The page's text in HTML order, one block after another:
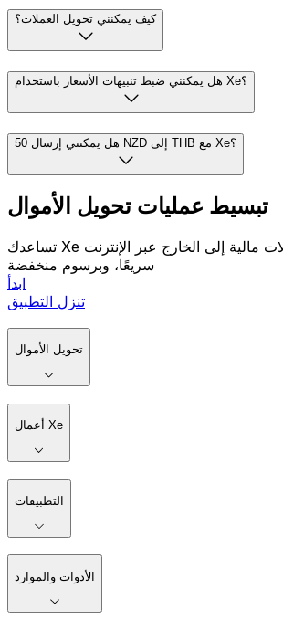
كيف يمكنني تحويل العملات؟
هل يمكنني ضبط تنبيهات الأسعار باستخدام Xe؟
هل يمكنني إرسال 50 NZD إلى THB مع Xe؟
تبسيط عمليات تحويل الأموال
تساعدك Xe على إرسال تحويلات مالية إلى الخارج عبر الإنترنت
سريعًا، وبرسوم منخفضة
ابدأ
تنزل التطبيق
تحويل الأموال
أعمال Xe
التطبيقات
الأدوات والموارد